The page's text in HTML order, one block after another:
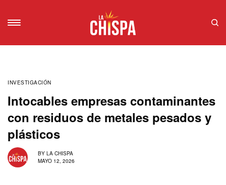
INVESTIGACIÓN
Intocables empresas contaminantes
con residuos de metales pesados y
plásticos
BY LA CHISPA
MAYO 12, 2026